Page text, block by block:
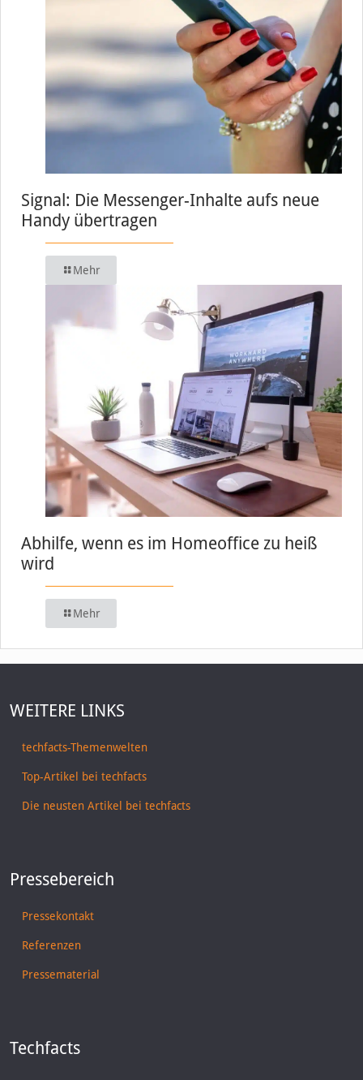
Signal: Die Messenger-Inhalte aufs neue
Handy übertragen
Mehr
Abhilfe, wenn es im Homeoffice zu heiß
wird
Mehr
WEITERE LINKS
techfacts-Themenwelten
Top-Artikel bei techfacts
Die neusten Artikel bei techfacts
Pressebereich
Pressekontakt
Referenzen
Pressematerial
Techfacts